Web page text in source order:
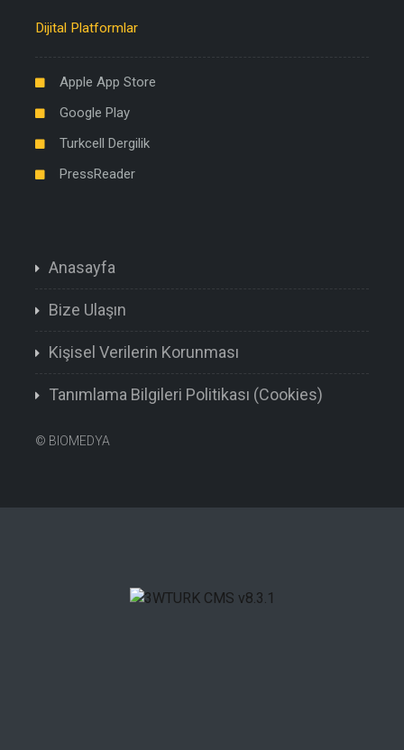
Dijital Platformlar
Apple App Store
Google Play
Turkcell Dergilik
PressReader
Anasayfa
Bize Ulaşın
Kişisel Verilerin Korunması
Tanımlama Bilgileri Politikası (Cookies)
© BIOMEDYA